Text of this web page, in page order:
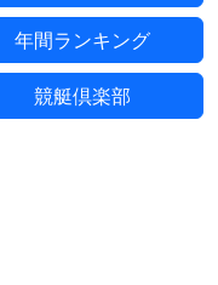
年間ランキング
競艇倶楽部